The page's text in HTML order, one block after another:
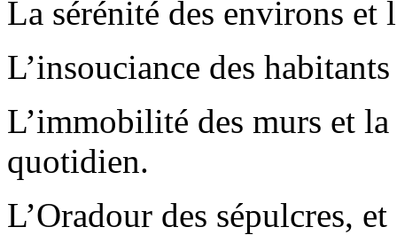
La sérénité des environs et
L’insouciance des
L’immobilité des murs et
quotidien.
L’Oradour des sépulcres,